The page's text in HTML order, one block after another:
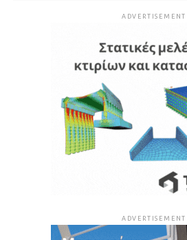
ADVERTISEMENT
ADVERTISEMENT